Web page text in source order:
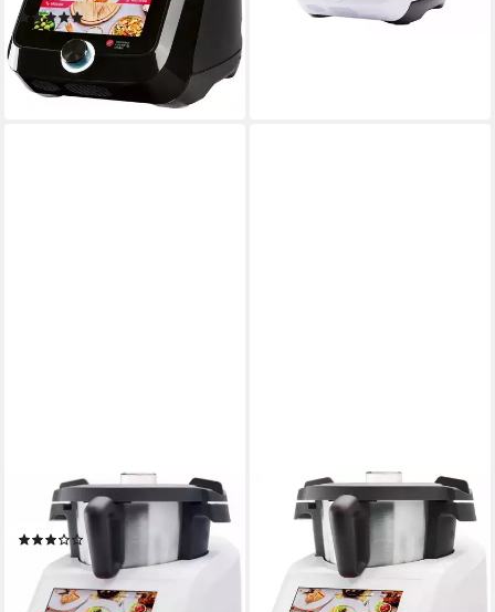
(19)
ab 539,99 €
leider ausverkauft
SILVERCREST
Küchenmaschine
(2)
659,00 €
lieferbar - in 6-7 Werktagen bei dir
SILVERCREST
Küchenmaschine Silvercrest
SKMS 1200 A1
Leistung
Leistungsstufen